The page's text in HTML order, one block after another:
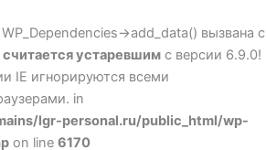
>add_data() вызвана с
считается устаревшим с версии 6.9.0!
IE игнорируются всеми
in
lgr-personal.ru/public_html/wp-
on line 6170